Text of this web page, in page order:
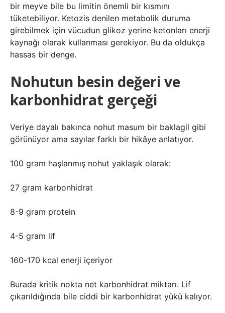
bir meyve bile bu limitin önemli bir kısmını
tüketebiliyor. Ketozis denilen metabolik duruma
girebilmek için vücudun glikoz yerine ketonları enerji
kaynağı olarak kullanması gerekiyor. Bu da oldukça
hassas bir denge.
Nohutun besin değeri ve
karbonhidrat gerçeği
Veriye dayalı bakınca nohut masum bir baklagil gibi
görünüyor ama sayılar farklı bir hikâye anlatıyor.
100 gram haşlanmış nohut yaklaşık olarak:
27 gram karbonhidrat
8-9 gram protein
4-5 gram lif
160-170 kcal enerji içeriyor
Burada kritik nokta net karbonhidrat miktarı. Lif
çıkarıldığında bile ciddi bir karbonhidrat yükü kalıyor.